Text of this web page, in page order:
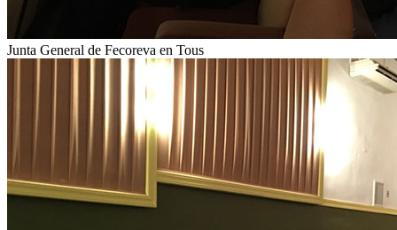
Junta General de Fecoreva en Tous